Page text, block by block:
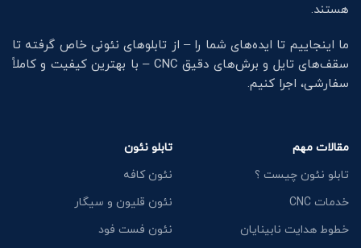
هستند.
ما اینجاییم تا ایده‌های شما را – از تابلوهای نئونی خاص گرفته تا
سقف‌های تایل و برش‌های دقیق CNC – با بهترین کیفیت و کاملاً
سفارشی، اجرا کنیم.
مقالات مهم
تابلو نئون چیست ؟
خدمات CNC
خطوط هدایت نابینایان
تابلو نئون
نئون کافه
نئون قلیون و سیگار
نئون فست فود